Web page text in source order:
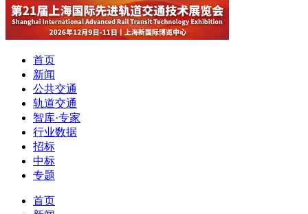
首页
新闻
公共交通
轨道交通
智库·专家
行业数据
招标
中标
专题
首页